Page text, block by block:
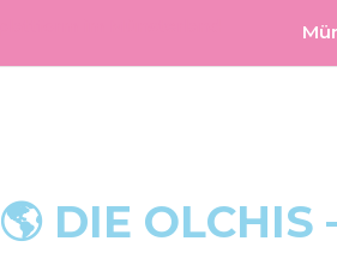
🌎 DIE OLCHIS